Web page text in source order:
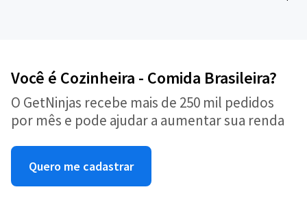
Você é Cozinheira - Comida Brasileira?
O GetNinjas recebe mais de 250 mil pedidos
por mês e pode ajudar a aumentar sua renda
Quero me cadastrar